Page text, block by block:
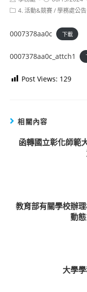
author:
published:
Post4. 活動&競賽/學務處公告
0007378aa0c 下載
0007378aa0c_attch1
Post Views: 129
相關內容
函轉國立彰化師範
教育部有關學校辦
動
大學